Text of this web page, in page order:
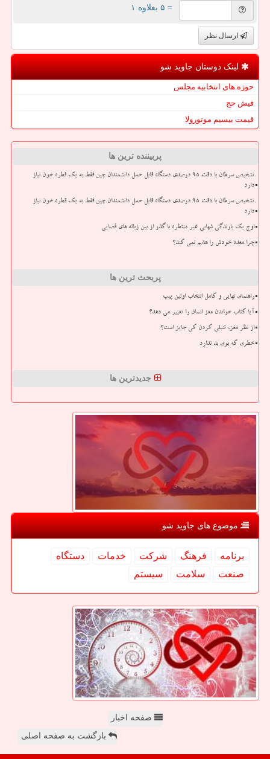
= ۵ بعلاوه ۱
ارسال نظر
لینک دوستان جاوید شو
حوزه های انتخابیه مجلس
فیش حج
قیمت بیسیم موتورولا
پربیننده ترین ها
تشخیص سرطان با دقت ۹۵ درصدی دستگاه قابل حمل دانشمندان چین فقط به یک قطره خون نیاز
دارد
تشخیص سرطان با دقت ۹۵ درصدی دستگاه قابل حمل دانشمندان چین فقط به یک قطره خون نیاز
دارد
اوج یک بارندگی شهابی غیر منتظره با گذر از بین زباله های فضایی
چرا معده خودش را هضم نمی کند؟
پربحث ترین ها
راهنمای نهایی و کامل انتخاب اولین پیپ
آیا کتاب خواندن مغز انسان را تغییر می دهد؟
از نظر مغز، تنبلی کردن کی جایز است؟
خطری که بوی بد ندارد
جدیدترین ها
موضوع های جاوید شو
برنامه فرهنگ شركت خدمات
دستگاه
صنعت
سلامت سیستم
صفحه اخبار
بازگشت به صفحه اصلی